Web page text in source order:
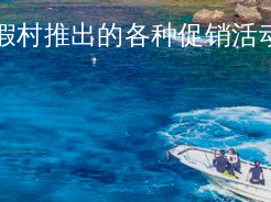
村推出的各种促销活